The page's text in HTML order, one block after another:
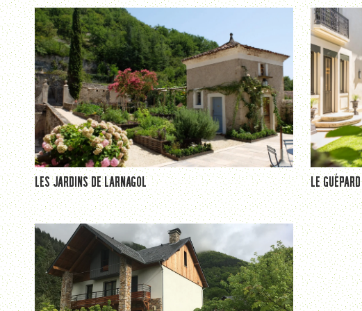
LES JARDINS DE LARNAGOL LE GUÉPARD